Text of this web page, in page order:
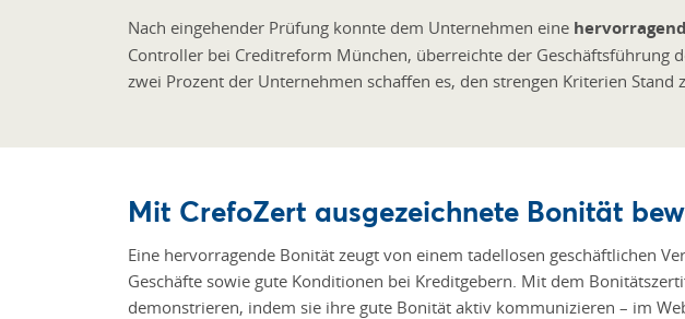
Nach eingehender Prüfung konnte dem Unternehmen eine
Controller bei Creditreform München, überreichte der Geschäftsführung
zwei Prozent der Unternehmen schaffen es, den strengen Kriterien
Mit CrefoZert ausgezeichnete Bonität
Eine hervorragende Bonität zeugt von einem tadellosen geschäftlichen
Geschäfte sowie gute Konditionen bei Kreditgebern. Mit dem
demonstrieren, indem sie ihre gute Bonität aktiv kommunizieren – im